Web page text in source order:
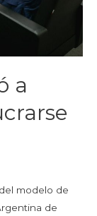
a
modelo de
de